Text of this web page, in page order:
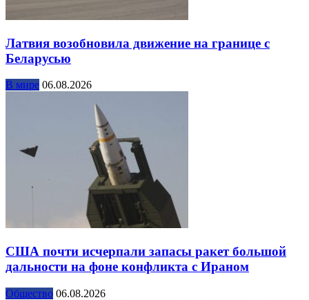
Латвия возобновила движение на границе с
Беларусью
В мире 06.08.2026
США почти исчерпали запасы ракет большой
дальности на фоне конфликта с Ираном
Общество 06.08.2026